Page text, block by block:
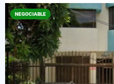
NEGOCIABLE